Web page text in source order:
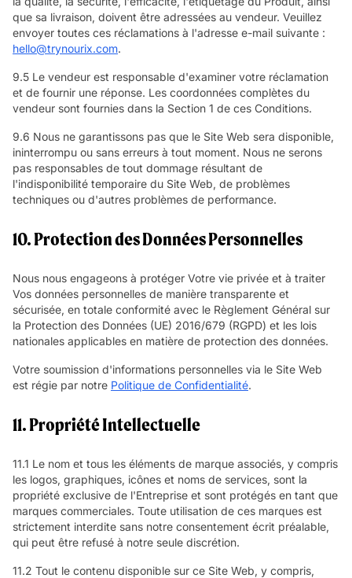
que sa livraison, doivent être adressées au vendeur. Veuillez
envoyer toutes ces réclamations à l'adresse e-mail suivante :
hello@trynourix.com.
9.5 Le vendeur est responsable d'examiner votre réclamation
et de fournir une réponse. Les coordonnées complètes du
vendeur sont fournies dans la Section 1 de ces Conditions.
9.6 Nous ne garantissons pas que le Site Web sera disponible,
ininterrompu ou sans erreurs à tout moment. Nous ne serons
pas responsables de tout dommage résultant de
l'indisponibilité temporaire du Site Web, de problèmes
techniques ou d'autres problèmes de performance.
10. Protection des Données Personnelles
Nous nous engageons à protéger Votre vie privée et à traiter
Vos données personnelles de manière transparente et
sécurisée, en totale conformité avec le Règlement Général sur
la Protection des Données (UE) 2016/679 (RGPD) et les lois
nationales applicables en matière de protection des données.
Votre soumission d'informations personnelles via le Site Web
est régie par notre Politique de Confidentialité.
11. Propriété Intellectuelle
11.1 Le nom et tous les éléments de marque associés, y compris
les logos, graphiques, icônes et noms de services, sont la
propriété exclusive de l'Entreprise et sont protégés en tant que
marques commerciales. Toute utilisation de ces marques est
strictement interdite sans notre consentement écrit préalable,
qui peut être refusé à notre seule discrétion.
11.2 Tout le contenu disponible sur ce Site Web, y compris,